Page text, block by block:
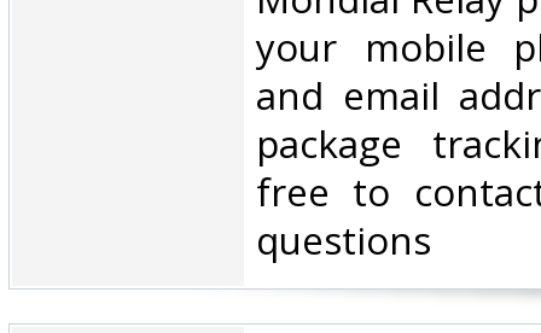
your mobile
and email
package
free to
questions‎